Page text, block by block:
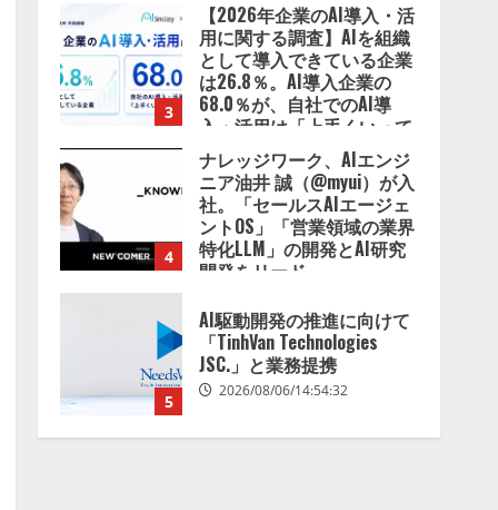
3
【2026年企業のAI導入・活
用に関する調査】AIを組織
として導入できている企業
は26.8％。AI導入企業の
68.0％が、自社でのAI導
入・活用は「上手くいって
いる」と回答
2026/08/07/13:53:50
4
ナレッジワーク、AIエンジ
ニア油井 誠（@myui）が入
社。「セールスAIエージェ
ントOS」「営業領域の業界
特化LLM」の開発とAI研究
開発をリード
5
AI駆動開発の推進に向けて
「TinhVan Technologies
JSC.」と業務提携
2026/08/06/14:54:32